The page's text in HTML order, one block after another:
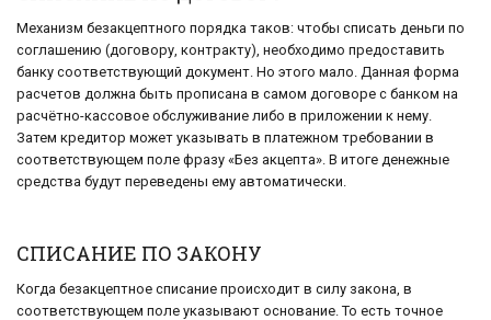
Механизм безакцептного порядка таков: чтобы списать деньги по
соглашению (договору, контракту), необходимо предоставить
банку соответствующий документ. Но этого мало. Данная форма
расчетов должна быть прописана в самом договоре с банком на
расчётно-кассовое обслуживание либо в приложении к нему.
Затем кредитор может указывать в платежном требовании в
соответствующем поле фразу «Без акцепта». В итоге денежные
средства будут переведены ему автоматически.
СПИСАНИЕ ПО ЗАКОНУ
Когда безакцептное списание происходит в силу закона, в
соответствующем поле указывают основание. То есть точное